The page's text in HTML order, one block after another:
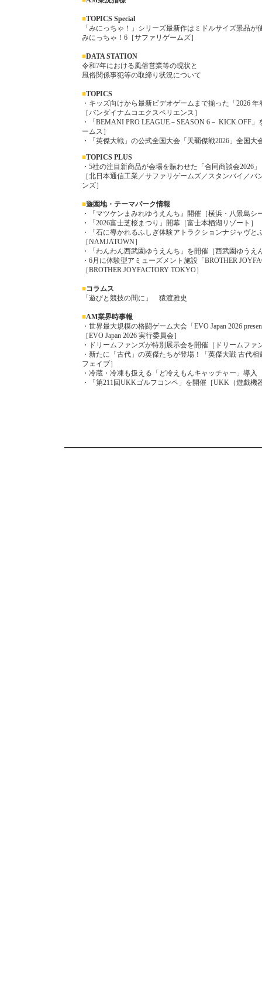
■TOPICS Special
「みにっちゃ！」シリーズ最新作はミドルサイズ景品が
みにっちゃ！6［サファリゲームズ］
■DATA STATION
令和7年における風俗営業等の現状と
風俗関係事犯等の取締り状況について
■TOPICS
・キッズ向けから最新ビデオゲームまで揃った「2026
［バンダイナムコエクスペリエンス］
・「BEMANI PRO LEAGUE－SEASON 6－ KICK OFF
ームス］
・「英傑大戦」の公式全国大会「天覇傑戦2026」全国大
■TOPICS PLUS
・5社の注目新商品が会場を賑わせた「合同商談会2026」
［北日本通信工業／サファリゲームズ／スタンバイ／
ンズ］
■遊園地・テーマパーク情報
・『マツケンまみれゆうえんち』開催［横浜・八景島シ
・「2026富士芝桜まつり」開幕［富士本栖湖リゾート］
・「石に導かれるふしぎ体験アトラクションナジャヴと
［NAMJATOWN］
・「わんわん西武園ゆうえんち」を開催［西武園ゆうえ
・6月に体験型アミューズメント施設「BROTHER
［BROTHER JOYFACTORY TOKYO］
■コラムス
「遊びと競技の間に」 猿渡雅史
■AM業界時事報
・世界最大規模の格闘ゲーム大会「EVO Japan 2026
［EVO Japan 2026 実行委員会］
・ドリームファンズが特別展示会を開催［ドリームファ
・新たに「古代」の英傑たちが登場！「英傑大戦 古代
フェイブ］
・冷蔵・冷凍も扱える「ど冷えもんキャッチャー」導入
・「第211回UKKゴルフコンペ」を開催［UKK（遊戯機